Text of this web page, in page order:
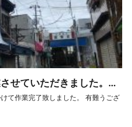
せていただきました。...
て作業完了致しました。 有難うござ